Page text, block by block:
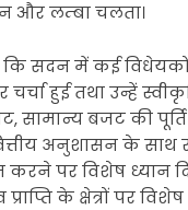
और लम्बा चलता।
कि सदन में कई
हुई तथा उन्हें
सामान्य बजट की
अनुशासन के साथ
पर विशेष ध्यान
के क्षेत्रों पर